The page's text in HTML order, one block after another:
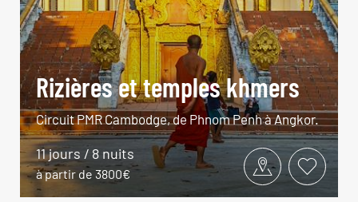
Rizières et temples khmers
Circuit PMR Cambodge, de Phnom Penh à Angkor.
11 jours / 8 nuits
à partir de 3800€